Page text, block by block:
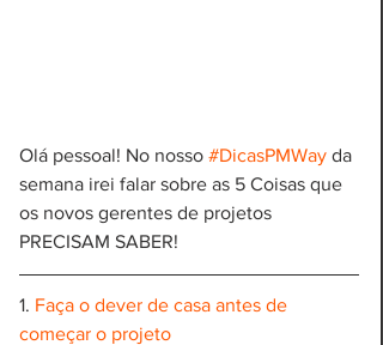
Olá pessoal! No nosso #DicasPMWay da
semana irei falar sobre as 5 Coisas que
os novos gerentes de projetos
PRECISAM SABER!
1. Faça o dever de casa antes de
começar o projeto